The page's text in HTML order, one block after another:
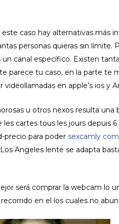
caso hay alternativas más
personas quieras sin límite.
canal específico. Existen
parece tu caso, en la parte te
en apple’s ios y
u otros nexos resulta
cartes tous les jours depuis
precio para podersexcamly com
Angeles lente se adapta
será comprar la webcam lo
en el los cuales no